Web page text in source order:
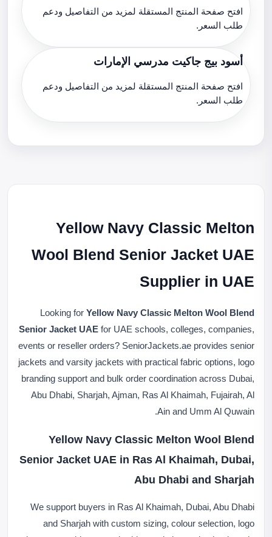
افتح صفحة المنتج المستقلة لمزيد من التفاصيل ودعم
طلب السعر.
أسود بيج جاكيت مدرسي الإمارات
افتح صفحة المنتج المستقلة لمزيد من التفاصيل ودعم
طلب السعر.
Yellow Navy Classic Melton
Wool Blend Senior Jacket UAE
Supplier in UAE
Looking for Yellow Navy Classic Melton Wool Blend
Senior Jacket UAE for UAE schools, colleges, companies,
events or reseller orders? SeniorJackets.ae provides senior
jackets and varsity jackets with practical fabric options, logo
branding support and bulk order coordination across Dubai,
Abu Dhabi, Sharjah, Ajman, Ras Al Khaimah, Fujairah, Al
Ain and Umm Al Quwain.
Yellow Navy Classic Melton Wool Blend
Senior Jacket UAE in Ras Al Khaimah, Dubai,
Abu Dhabi and Sharjah
We support buyers in Ras Al Khaimah, Dubai, Abu Dhabi
and Sharjah with custom sizing, colour selection, logo